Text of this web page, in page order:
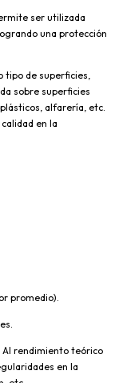
ser utilizada
una protección
tipo de superficies,
sobre superficies
alfarería, etc.
en la
promedio).
Al rendimiento teórico
en la